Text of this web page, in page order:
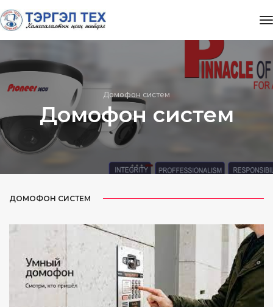
Домофон систем
Домофон систем
ДОМОФОН СИСТЕМ